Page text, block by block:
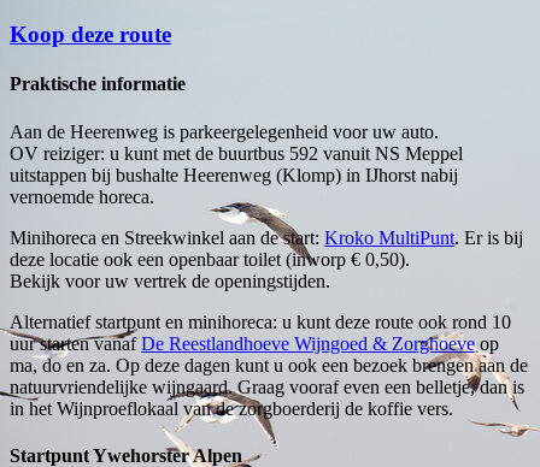
Koop deze route
Praktische informatie
Aan de Heerenweg is parkeergelegenheid voor uw auto.
OV reiziger: u kunt met de buurtbus 592 vanuit NS Meppel
uitstappen bij bushalte Heerenweg (Klomp) in IJhorst nabij
vernoemde horeca.
Minihoreca en Streekwinkel aan de start: Kroko MultiPunt. Er is bij
deze locatie ook een openbaar toilet (inworp € 0,50).
Bekijk voor uw vertrek de openingstijden.
Alternatief startpunt en minihoreca: u kunt deze route ook rond 10
uur starten vanafDe Reestlandhoeve Wijngoed & Zorghoeveop
ma, do en za. Op deze dagen kunt u ook een bezoek brengen aan de
natuurvriendelijke wijngaard. Graag vooraf even een belletje, dan is
in het Wijnproeflokaal van de zorgboerderij de koffie vers.
Startpunt Ywehorster Alpen